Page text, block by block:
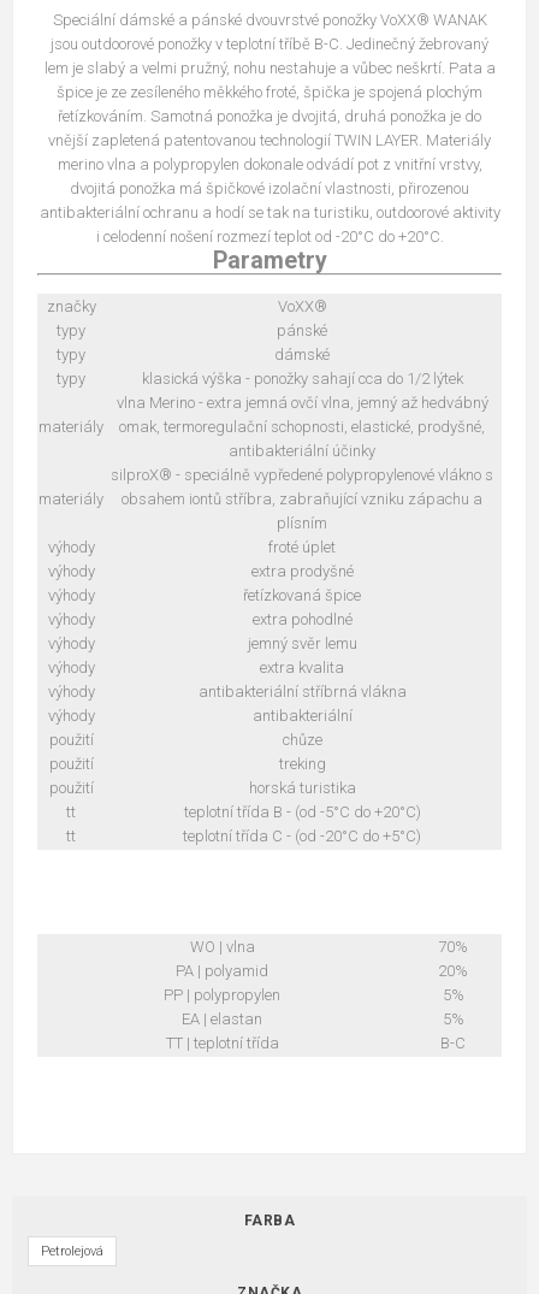
Speciální dámské a pánské dvouvrstvé ponožky VoXX® WANAK
jsou outdoorové ponožky v teplotní tříbě B-C. Jedinečný žebrovaný
lem je slabý a velmi pružný, nohu nestahuje a vůbec neškrtí. Pata a
špice je ze zesíleného měkkého froté, špička je spojená plochým
řetízkováním. Samotná ponožka je dvojitá, druhá ponožka je do
vnější zapletená patentovanou technologií TWIN LAYER. Materiály
merino vlna a polypropylen dokonale odvádí pot z vnitřní vrstvy,
dvojitá ponožka má špičkové izolační vlastnosti, přirozenou
antibakteriální ochranu a hodí se tak na turistiku, outdoorové aktivity
i celodenní nošení rozmezí teplot od -20°C do +20°C.
Parametry
značky
VoXX®
typy
pánské
typy
dámské
typy
klasická výška - ponožky sahají cca do 1/2 lýtek
materiály
vlna Merino - extra jemná ovčí vlna, jemný až hedvábný
omak, termoregulační schopnosti, elastické, prodyšné,
antibakteriální účinky
materiály
silproX® - speciálně vypředené polypropylenové vlákno s
obsahem iontů stříbra, zabraňující vzniku zápachu a
plísním
výhody
froté úplet
výhody
extra prodyšné
výhody
řetízkovaná špice
výhody
extra pohodlné
výhody
jemný svěr lemu
výhody
extra kvalita
výhody
antibakteriální stříbrná vlákna
výhody
antibakteriální
použití
chůze
použití
treking
použití
horská turistika
tt
teplotní třída B - (od -5°C do +20°C)
tt
teplotní třída C - (od -20°C do +5°C)
WO | vlna
70%
PA | polyamid
20%
PP | polypropylen
5%
EA | elastan
5%
TT | teplotní třída
B-C
FARBA
Petrolejová